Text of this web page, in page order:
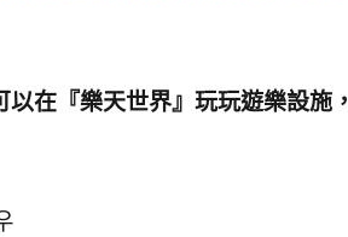
在『樂天世界』玩玩遊樂設施，